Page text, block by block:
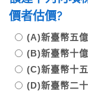
價者估價?
(A)新臺幣五
(B)新臺幣十
(C)新臺幣十
(D)新臺幣二